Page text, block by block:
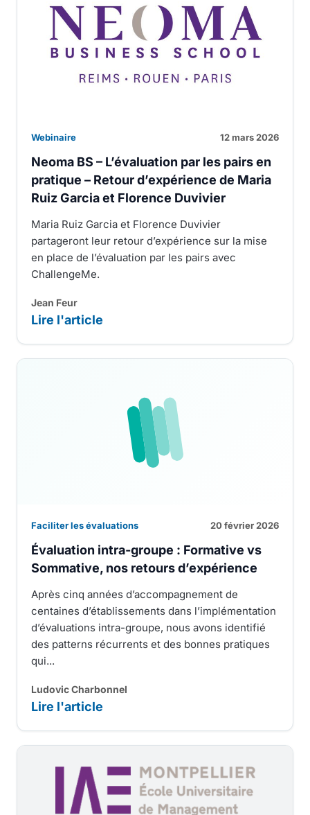
Webinaire 12 mars 2026
Neoma BS – L’évaluation par les pairs en
pratique – Retour d’expérience de Maria
Ruiz Garcia et Florence Duvivier
Maria Ruiz Garcia et Florence Duvivier
partageront leur retour d’expérience sur la mise
en place de l’évaluation par les pairs avec
ChallengeMe.
Jean Feur
Lire l'article
Faciliter les évaluations 20 février 2026
Évaluation intra-groupe : Formative vs
Sommative, nos retours d’expérience
Après cinq années d’accompagnement de
centaines d’établissements dans l’implémentation
d’évaluations intra-groupe, nous avons identifié
des patterns récurrents et des bonnes pratiques
qui...
Ludovic Charbonnel
Lire l'article